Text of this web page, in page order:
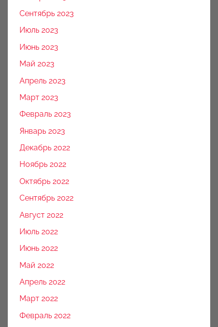
Сентябрь 2023
Июль 2023
Июнь 2023
Май 2023
Апрель 2023
Март 2023
Февраль 2023
Январь 2023
Декабрь 2022
Ноябрь 2022
Октябрь 2022
Сентябрь 2022
Август 2022
Июль 2022
Июнь 2022
Май 2022
Апрель 2022
Март 2022
Февраль 2022